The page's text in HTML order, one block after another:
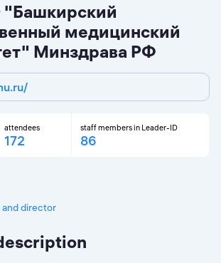
медицинский
Минздрава РФ
attendees
172
staff members in Leader-ID
86
and director